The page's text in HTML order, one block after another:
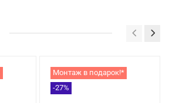
Монтаж в подарок!*
-27%